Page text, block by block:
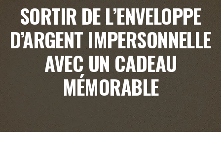
SORTIR DE L’ENVELOPPE
D’ARGENT IMPERSONNELLE
AVEC UN CADEAU
MÉMORABLE